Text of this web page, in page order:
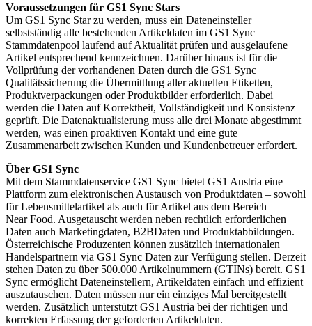
Voraussetzungen für GS1 Sync Stars
Um GS1 Sync Star zu werden, muss ein Dateneinsteller
selbstständig alle bestehenden Artikeldaten im GS1 Sync
Stammdatenpool laufend auf Aktualität prüfen und ausgelaufene
Artikel entsprechend kennzeichnen. Darüber hinaus ist für die
Vollprüfung der vorhandenen Daten durch die GS1 Sync
Qualitätssicherung die Übermittlung aller aktuellen Etiketten,
Produktverpackungen oder Produktbilder erforderlich. Dabei
werden die Daten auf Korrektheit, Vollständigkeit und Konsistenz
geprüft. Die Datenaktualisierung muss alle drei Monate abgestimmt
werden, was einen proaktiven Kontakt und eine gute
Zusammenarbeit zwischen Kunden und Kundenbetreuer erfordert.
Über GS1 Sync
Mit dem Stammdatenservice GS1 Sync bietet GS1 Austria eine
Plattform zum elektronischen Austausch von Produktdaten – sowohl
für Lebensmittelartikel als auch für Artikel aus dem Bereich
Near Food. Ausgetauscht werden neben rechtlich erforderlichen
Daten auch Marketingdaten, B2BDaten und Produktabbildungen.
Österreichische Produzenten können zusätzlich internationalen
Handelspartnern via GS1 Sync Daten zur Verfügung stellen. Derzeit
stehen Daten zu über 500.000 Artikelnummern (GTINs) bereit. GS1
Sync ermöglicht Dateneinstellern, Artikeldaten einfach und effizient
auszutauschen. Daten müssen nur ein einziges Mal bereitgestellt
werden. Zusätzlich unterstützt GS1 Austria bei der richtigen und
korrekten Erfassung der geforderten Artikeldaten.